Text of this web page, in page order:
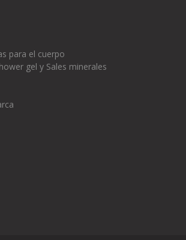
para el cuerpo
gel y Sales minerales